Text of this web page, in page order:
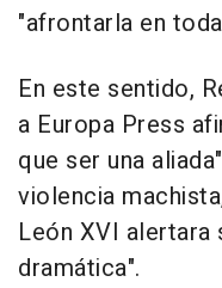
"afrontarla en
En este sentido,
a Europa Press
que ser una
violencia
León XVI alertara
dramática".